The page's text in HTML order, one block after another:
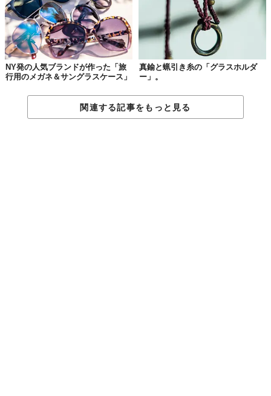
NY発の人気ブランドが作った「旅
行用のメガネ＆サングラスケース」
真鍮と蝋引き糸の「グラスホルダ
ー」。
関連する記事をもっと見る